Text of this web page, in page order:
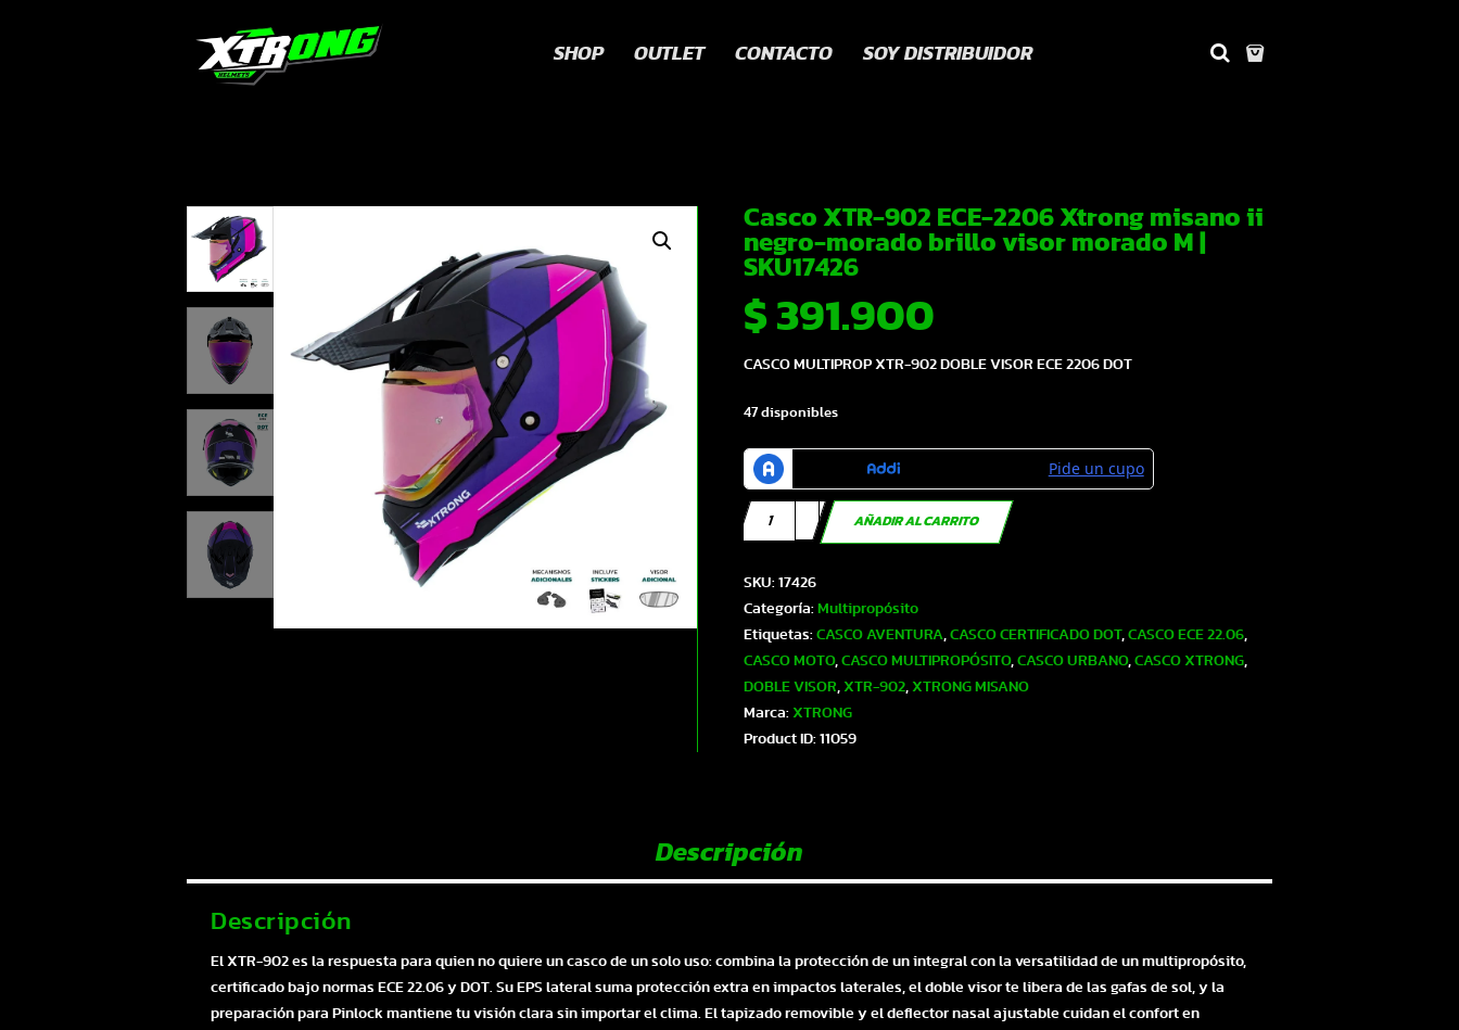
SHOP OUTLET CONTACTO SOY DISTRIBUIDOR
Casco XTR-902 ECE-2206 Xtrong misano ii
negro-morado brillo visor morado M |
SKU17426
$ 391.900
CASCO MULTIPROP XTR-902 DOBLE VISOR ECE 2206 DOT
47 disponibles
Casco
XTR-
ECE-
2206
Xtrong
misano
ii
negro-
morado
M
|
AÑADIR AL CARRITO
SKU: 17426
Categoría: Multipropósito
Etiquetas: CASCO AVENTURA, CASCO CERTIFICADO DOT, CASCO ECE 22.06,
CASCO MOTO, CASCO MULTIPROPÓSITO, CASCO URBANO, CASCO XTRONG,
DOBLE VISOR, XTR-902, XTRONG MISANO
Marca: XTRONG
Product ID: 11059
Descripción
Descripción
El XTR-902 es la respuesta para quien no quiere un casco de un solo uso: combina la protección de un integral con la versatilidad de un multipropósito,
certificado bajo normas ECE 22.06 y DOT. Su EPS lateral suma protección extra en impactos laterales, el doble visor te libera de las gafas de sol, y la
preparación para Pinlock mantiene tu visión clara sin importar el clima. El tapizado removible y el deflector nasal ajustable cuidan el confort en